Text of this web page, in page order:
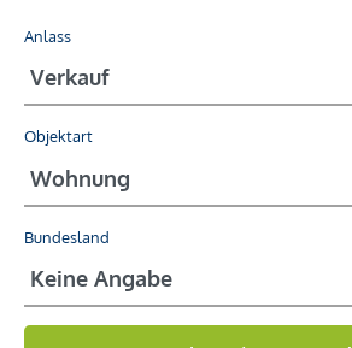
Anlass
Objektart
Bundesland